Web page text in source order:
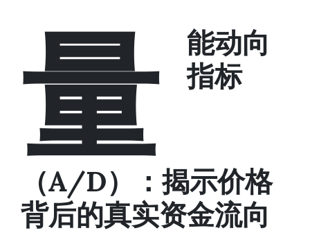
量
能动向
指标
（A/D）：揭示价格
背后的真实资金流向